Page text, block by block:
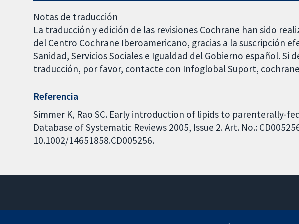
Notas de traducción
La traducción y edición de las revisiones Cochrane han sido
del Centro Cochrane Iberoamericano, gracias a la suscripción
Sanidad, Servicios Sociales e Igualdad del Gobierno español. Si
traducción, por favor, contacte con Infoglobal Suport,
Referencia
Simmer K, Rao SC. Early introduction of lipids to parenterally-
Database of Systematic Reviews 2005, Issue 2. Art. No.:
10.1002/14651858.CD005256.